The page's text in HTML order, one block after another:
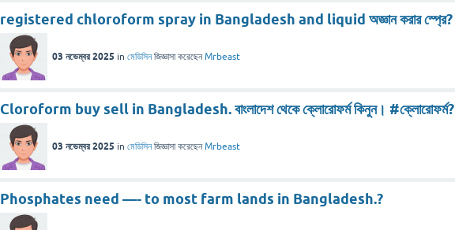
registered chloroform spray in Bangladesh and liquid অজ্ঞান করার স্প্রে?
03 নভেম্বর 2025 in মেডিসিন জিজ্ঞাসা করেছেনMrbeast
Cloroform buy sell in Bangladesh. বাংলাদেশ থেকে ক্লোরোফর্ম কিনুন। #ক্লোরোফর্ম?
03 নভেম্বর 2025 in মেডিসিন জিজ্ঞাসা করেছেনMrbeast
Phosphates need —- to most farm lands in Bangladesh.?